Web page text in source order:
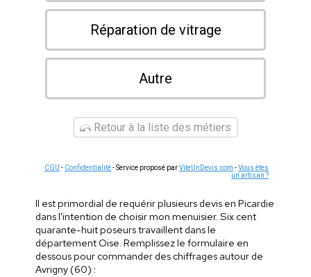
Réparation de vitrage
Autre
Retour à la liste des métiers
CGU - Confidentialité- Service proposé parViteUnDevis.com -Vous êtes
un artisan ?
Il est primordial de requérir plusieurs devis en Picardie
dans l'intention de choisir mon menuisier. Six cent
quarante-huit poseurs travaillent dans le
département Oise. Remplissez le formulaire en
dessous pour commander des chiffrages autour de
Avrigny (60) :